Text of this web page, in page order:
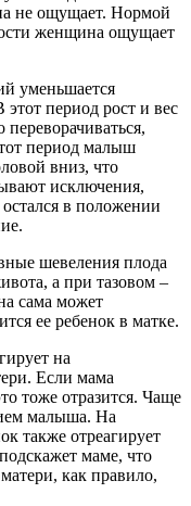
не ощущает. Нормой
женщина ощущает
уменьшается
период рост и вес
переворачиваться,
период малыш
вниз, что
исключения,
остался в положении
шевеления плода
а при тазовом –
сама может
ее ребенок в матке.
на
Если мама
тоже отразится. Чаще
малыша. На
также отреагирует
маме, что
как правило,